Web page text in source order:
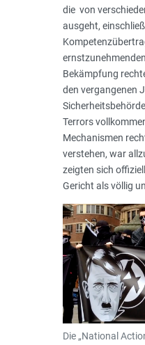
die von
ausgeht,
Bekämpfung
den vergangenen
Terrors
Mechanismen
verstehen, war
zeigten sich
Gericht als völlig
Die „National